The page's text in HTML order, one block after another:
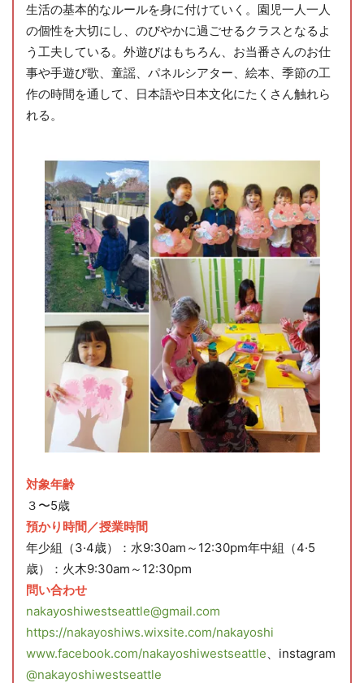
生活の基本的なルールを身に付けていく。園児一人一人
の個性を大切にし、のびやかに過ごせるクラスとなるよ
う工夫している。外遊びはもちろん、お当番さんのお仕
事や手遊び歌、童謡、パネルシアター、絵本、季節の工
作の時間を通して、日本語や日本文化にたくさん触れら
れる。
対象年齢
３〜5歳
預かり時間／授業時間
年少組（3·4歳）：水9:30am～12:30pm年中組（4·5
歳）：火木9:30am～12:30pm
問い合わせ
nakayoshiwestseattle@gmail.com
https://nakayoshiws.wixsite.com/nakayoshi
www.facebook.com/nakayoshiwestseattle 、instagram
@nakayoshiwestseattle